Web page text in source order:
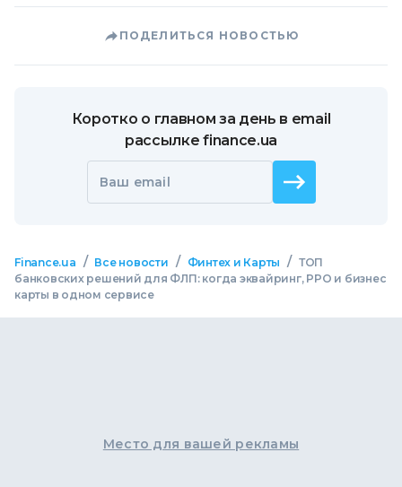
ПОДЕЛИТЬСЯ НОВОСТЬЮ
Коротко о главном за день в email
рассылке finance.ua
Ваш email
Finance.ua / Все новости / Финтех и Карты / ТОП
банковских решений для ФЛП: когда эквайринг, РРО и бизнес
карты в одном сервисе
Место для вашей рекламы